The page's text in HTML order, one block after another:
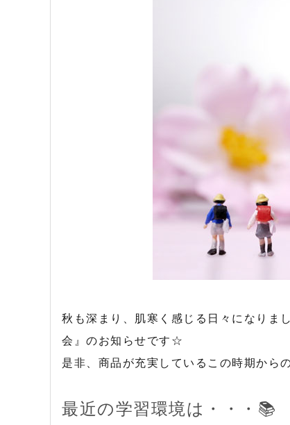
秋も深まり、肌寒く感じる日々になりま
会』のお知らせです☆
是非、商品が充実しているこの時期から
最近の学習環境は・・・📚